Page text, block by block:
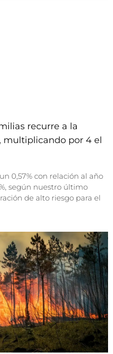
recurre a la
multiplicando por 4 el
0,57% con relación al año
según nuestro último
de alto riesgo para el